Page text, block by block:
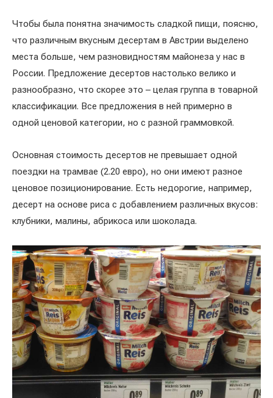
Чтобы была понятна значимость сладкой пищи, поясню,
что различным вкусным десертам в Австрии выделено
места больше, чем разновидностям майонеза у нас в
России. Предложение десертов настолько велико и
разнообразно, что скорее это – целая группа в товарной
классификации. Все предложения в ней примерно в
одной ценовой категории, но с разной граммовкой.
Основная стоимость десертов не превышает одной
поездки на трамвае (2.20 евро), но они имеют разное
ценовое позиционирование. Есть недорогие, например,
десерт на основе риса с добавлением различных вкусов:
клубники, малины, абрикоса или шоколада.